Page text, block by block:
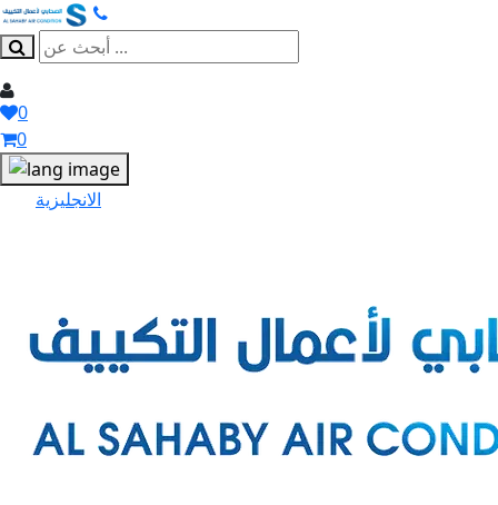
0
0
الانجليزية